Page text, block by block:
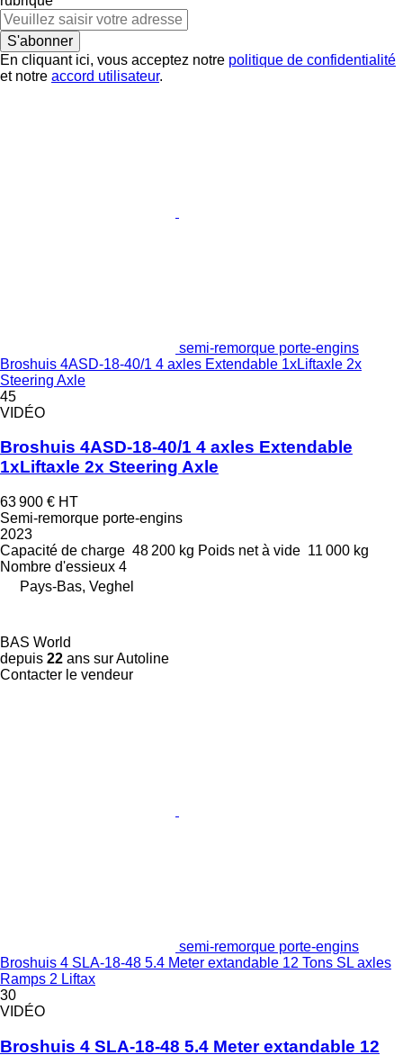
S'abonner
En cliquant ici, vous acceptez notre politique de confidentialité
et notre accord utilisateur.
semi-remorque porte-engins
Broshuis 4ASD-18-40/1 4 axles Extendable 1xLiftaxle 2x
Steering Axle
45
VIDÉO
Broshuis 4ASD-18-40/1 4 axles Extendable
1xLiftaxle 2x Steering Axle
63 900 € HT
Semi-remorque porte-engins
2023
Capacité de charge 48 200 kg Poids net à vide 11 000 kg
Nombre d'essieux 4
Pays-Bas, Veghel
BAS World
depuis 22 ans sur Autoline
Contacter le vendeur
semi-remorque porte-engins
Broshuis 4 SLA-18-48 5.4 Meter extandable 12 Tons SL axles
Ramps 2 Liftax
30
VIDÉO
Broshuis 4 SLA-18-48 5.4 Meter extandable 12